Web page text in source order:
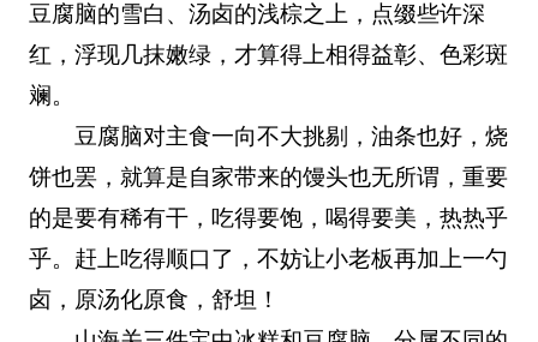
豆腐脑的雪白、汤卤的浅棕之上，点缀些许深
红，浮现几抹嫩绿，才算得上相得益彰、色彩斑
斓。
豆腐脑对主食一向不大挑剔，油条也好，烧
饼也罢，就算是自家带来的馒头也无所谓，重要
的是要有稀有干，吃得要饱，喝得要美，热热乎
乎。赶上吃得顺口了，不妨让小老板再加上一勺
卤，原汤化原食，舒坦！